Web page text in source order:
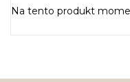
Na tento produkt